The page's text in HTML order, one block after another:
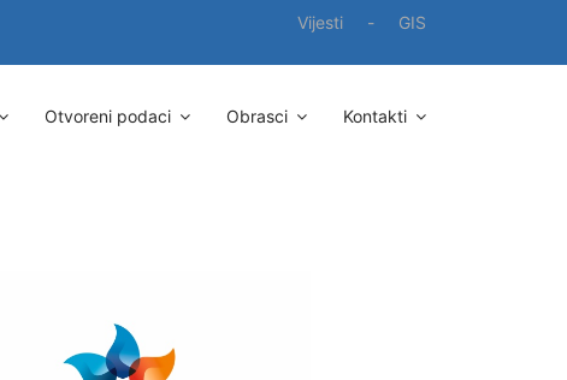
Vijesti - GIS
Otvoreni podaci Obrasci Kontakti